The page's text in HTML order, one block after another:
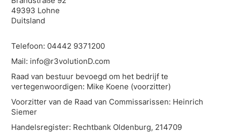
49393 Lohne
Duitsland
Telefoon: 04442 9371200
Mail: info@r3volutionD.com
Raad van bestuur bevoegd om het bedrijf te
vertegenwoordigen: Mike Koene (voorzitter)
Voorzitter van de Raad van Commissarissen: Heinrich
Siemer
Handelsregister: Rechtbank Oldenburg, 214709